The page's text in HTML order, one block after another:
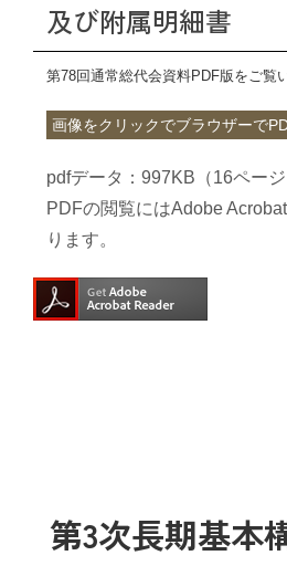
金融商品勧誘方針
わい！わい！ポイン
及び附属明細書
第78回通常総代会資料PDF版をご覧
画像をクリックでブラウザーで
pdfデータ：997KB（16ページ
PDFの閲覧にはAdobe
ります。
第3次長期基本